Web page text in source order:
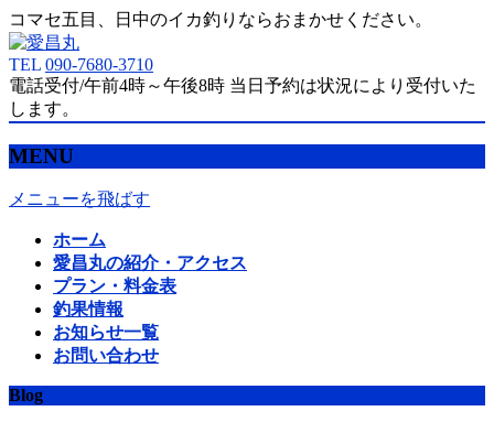
コマセ五目、日中のイカ釣りならおまかせください。
TEL 090-7680-3710
電話受付/午前4時～午後8時 当日予約は状況により受付いた
します。
MENU
メニューを飛ばす
ホーム
愛昌丸の紹介・アクセス
プラン・料金表
釣果情報
お知らせ一覧
お問い合わせ
Blog